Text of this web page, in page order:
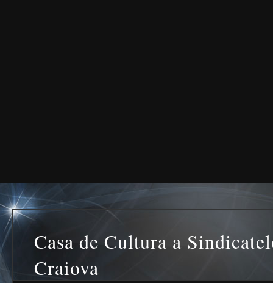
Casa de Cultura a
Craiova